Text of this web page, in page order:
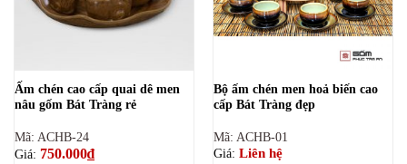
Ấm chén cao cấp quai dê men
nâu gốm Bát Tràng rẻ
Mã: ACHB-24
Giá: 750.000₫
Bộ ấm chén men hoả biến cao
cấp Bát Tràng đẹp
Mã: ACHB-01
Giá: Liên hệ